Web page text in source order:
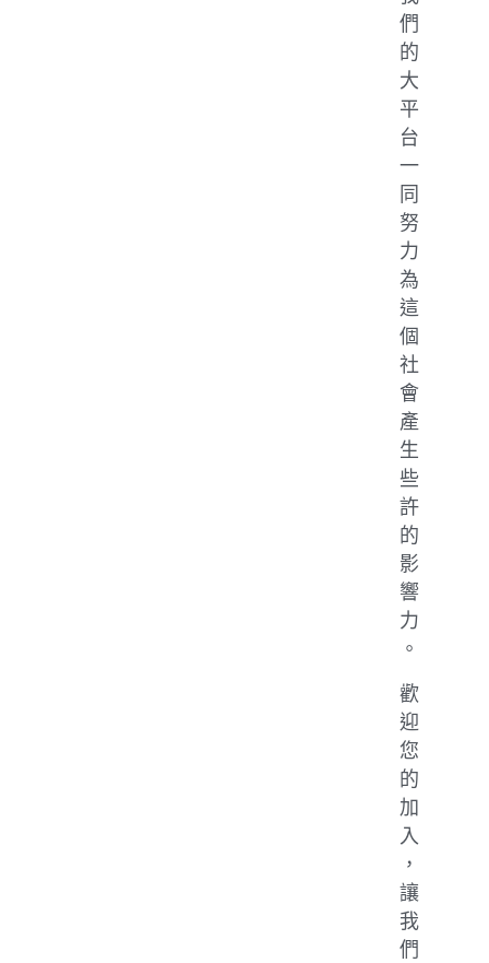
們
的
大
平
台
一
同
努
力
為
這
個
社
會
產
生
些
許
的
影
響
力
。
歡
迎
您
的
加
入
，
讓
我
們